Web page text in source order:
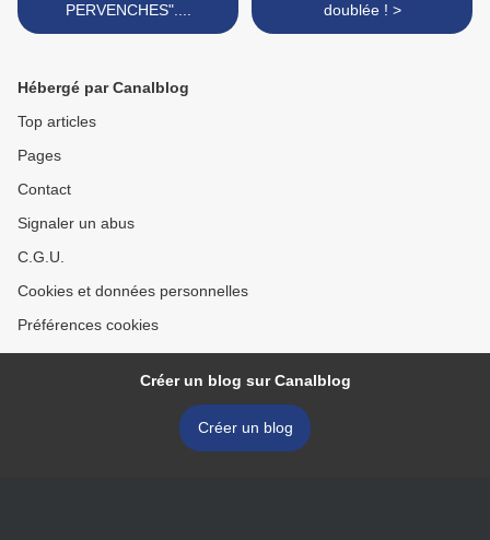
PERVENCHES"....
doublée ! >
Hébergé par Canalblog
Top articles
Pages
Contact
Signaler un abus
C.G.U.
Cookies et données personnelles
Préférences cookies
Créer un blog sur Canalblog
Créer un blog